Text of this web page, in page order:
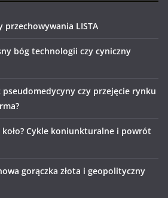
LISTA
bóg technologii czy cyniczny
pseudomedycyny czy przejęcie rynku
koło? Cykle koniunkturalne i powrót
gorączka złota i geopolityczny